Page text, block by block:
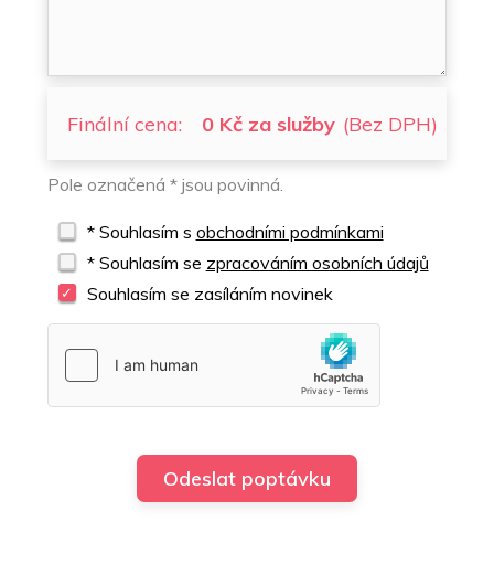
Finální cena: 0 Kč za služby (Bez DPH)
Pole označená * jsou povinná.
* Souhlasím s obchodními podmínkami
* Souhlasím se zpracováním osobních údajů
Souhlasím se zasíláním novinek